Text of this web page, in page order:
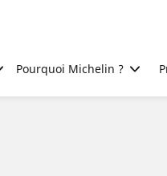
Pourquoi Michelin ?